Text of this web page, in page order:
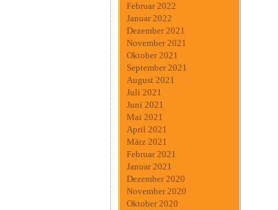
Februar 2022
Januar 2022
Dezember 2021
November 2021
Oktober 2021
September 2021
August 2021
Juli 2021
Juni 2021
Mai 2021
April 2021
März 2021
Februar 2021
Januar 2021
Dezember 2020
November 2020
Oktober 2020